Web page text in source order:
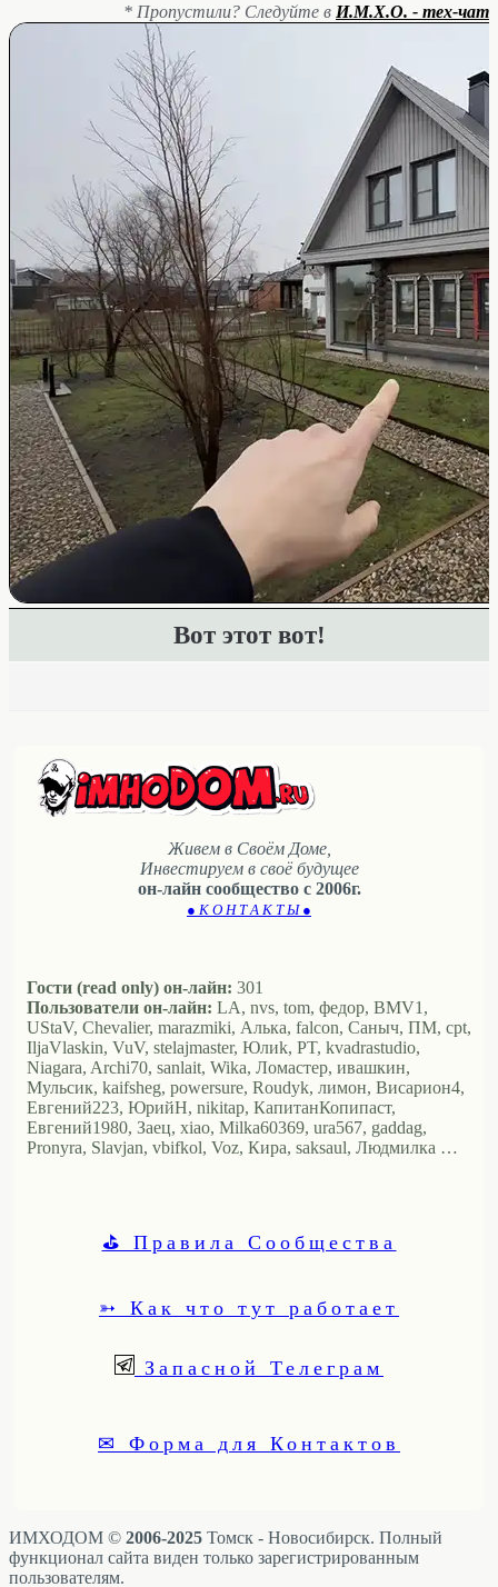
* Пропустили? Следуйте в И.М.Х.О. - тех-чат
Вот этот вот!
Живем в Своём Доме,
Инвестируем в своё будущее
он-лайн сообщество с 2006г.
● К О Н Т А К Т Ы ●
Гости (read only) он-лайн: 301
Пользователи он-лайн: LA, nvs, tom, федор, BMV1,
UStaV, Chevalier, marazmiki, Алька, falcon, Саныч, ПМ, cpt,
IljaVlaskin, VuV, stelajmaster, Юлиk, PT, kvadrastudio,
Niagara, Archi70, sanlait, Wika, Ломастер, ивашкин,
Мульсик, kaifsheg, powersure, Roudyk, лимон, Висариoн4,
Евгений223, ЮрийН, nikitap, КапитанКопипаст,
Евгений1980, Заец, xiao, Milka60369, ura567, gaddag,
Pronyra, Slavjan, vbifkol, Voz, Кира, saksaul, Людмилка …
⛳ Правила Сообщества
➳ Как что тут работает
Запасной Телеграм
✉ Форма для Контактов
ИМХОДОМ © 2006-2025 Томск - Новосибирск. Полный
функционал сайта виден только зарегистрированным
пользователям.